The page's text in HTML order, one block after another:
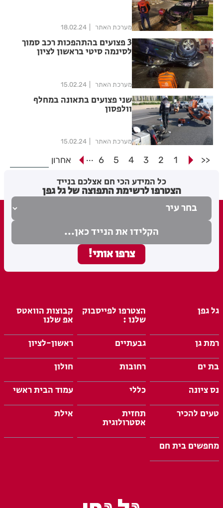
מערכת האתר 18.02.24
3 פצועים בהתהפכות רכב סמוך
לסינמה סיטי בראשון לציון
מערכת האתר 15.02.24
שני פצועים בתאונה במחלף
וולפסון
מערכת האתר 15.02.24
<<
1
2
3
4
5
6
... אחרון
כל המידע הכי חם אצלכם בנייד
הצטרפו לרשימת התפוצה של גל גפן
גל גפן הצטרפו לפייסבוק
שלנו :
קבוצות הוואטס
אפ שלנו
רמת גן
גבעתיים
ראשון-לציון
בת ים
רחובות
חולון
נס ציונה
כללי
עמוד הבית ראשי
טעים להכיר
תחזית
אסטרולוגית
אילת
מחפשים בית חם